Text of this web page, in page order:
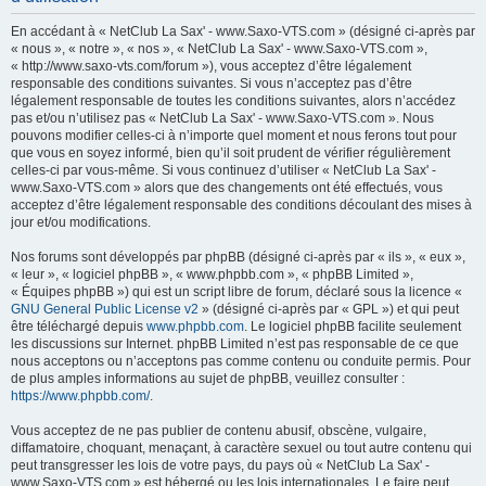
h
En accédant à « NetClub La Sax' - www.Saxo-VTS.com » (désigné ci-après par
« nous », « notre », « nos », « NetClub La Sax' - www.Saxo-VTS.com »,
« http://www.saxo-vts.com/forum »), vous acceptez d’être légalement
responsable des conditions suivantes. Si vous n’acceptez pas d’être
légalement responsable de toutes les conditions suivantes, alors n’accédez
pas et/ou n’utilisez pas « NetClub La Sax' - www.Saxo-VTS.com ». Nous
pouvons modifier celles-ci à n’importe quel moment et nous ferons tout pour
que vous en soyez informé, bien qu’il soit prudent de vérifier régulièrement
celles-ci par vous-même. Si vous continuez d’utiliser « NetClub La Sax' -
www.Saxo-VTS.com » alors que des changements ont été effectués, vous
acceptez d’être légalement responsable des conditions découlant des mises à
jour et/ou modifications.
Nos forums sont développés par phpBB (désigné ci-après par « ils », « eux »,
« leur », « logiciel phpBB », « www.phpbb.com », « phpBB Limited »,
« Équipes phpBB ») qui est un script libre de forum, déclaré sous la licence «
GNU General Public License v2 » (désigné ci-après par « GPL ») et qui peut
être téléchargé depuis www.phpbb.com. Le logiciel phpBB facilite seulement
les discussions sur Internet. phpBB Limited n’est pas responsable de ce que
nous acceptons ou n’acceptons pas comme contenu ou conduite permis. Pour
de plus amples informations au sujet de phpBB, veuillez consulter :
https://www.phpbb.com/.
Vous acceptez de ne pas publier de contenu abusif, obscène, vulgaire,
diffamatoire, choquant, menaçant, à caractère sexuel ou tout autre contenu qui
peut transgresser les lois de votre pays, du pays où « NetClub La Sax' -
www.Saxo-VTS.com » est hébergé ou les lois internationales. Le faire peut